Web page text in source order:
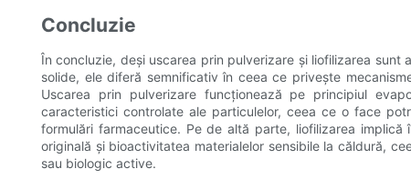
Concluzie
În concluzie, deși uscarea prin pulverizare și liofilizarea
solide, ele diferă semnificativ în ceea ce privește
Uscarea prin pulverizare funcționează pe principiul
caracteristici controlate ale particulelor, ceea ce o face
formulări farmaceutice. Pe de altă parte, liofilizarea
originală și bioactivitatea materialelor sensibile la căldură,
sau biologic active.